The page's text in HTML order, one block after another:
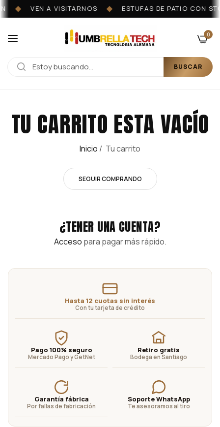
◆ VEN A VISITARNOS ◆ ESTUFAS DE PATIO CON
BUSCAR
0
TU CARRITO ESTA VACÍO
Inicio / Tu carrito
SEGUIR COMPRANDO
¿TENER UNA CUENTA?
Acceso para pagar más rápido.
Hasta 12 cuotas sin interés
Con tu tarjeta de crédito
Pago 100% seguro
Mercado Pago y GetNet
Retiro gratis
Bodega en Santiago
Garantía fábrica
Por fallas de fabricación
Soporte WhatsApp
Te asesoramos al tiro